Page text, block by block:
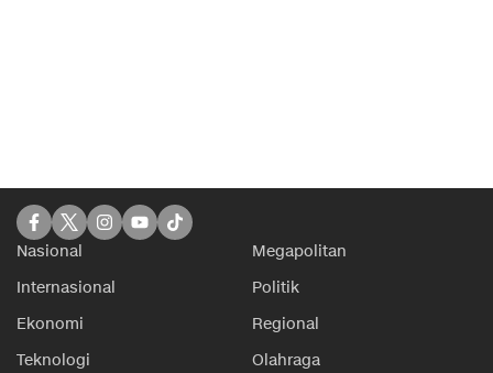
Nasional
Megapolitan
Internasional
Politik
Ekonomi
Regional
Teknologi
Olahraga